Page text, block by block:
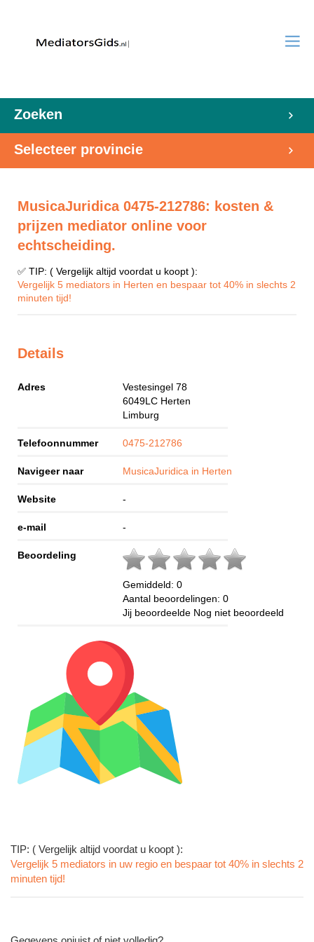
Zoeken
Selecteer provincie
MusicaJuridica 0475-212786: kosten &
prijzen mediator online voor
echtscheiding.
✅ TIP: ( Vergelijk altijd voordat u koopt ):
Vergelijk 5 mediators in Herten en bespaar tot 40% in slechts 2
minuten tijd!
Details
Adres
Vestesingel 78
6049LC Herten
Limburg
Telefoonnummer 0475-212786
Navigeer naar MusicaJuridica in Herten
Website -
e-mail -
Beoordeling
Gemiddeld: 0
Aantal beoordelingen: 0
Jij beoordeelde Nog niet beoordeeld
TIP: ( Vergelijk altijd voordat u koopt ):
Vergelijk 5 mediators in uw regio en bespaar tot 40% in slechts 2
minuten tijd!